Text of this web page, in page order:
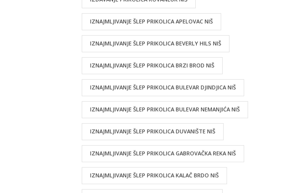
IZNAJMLJIVANJE ŠLEP PRIKOLICA APELOVAC NIŠ
IZNAJMLJIVANJE ŠLEP PRIKOLICA BEVERLY HILS NIŠ
IZNAJMLJIVANJE ŠLEP PRIKOLICA BRZI BROD NIŠ
IZNAJMLJIVANJE ŠLEP PRIKOLICA BULEVAR DJINDJICA NIŠ
IZNAJMLJIVANJE ŠLEP PRIKOLICA BULEVAR NEMANJIĆA NIŠ
IZNAJMLJIVANJE ŠLEP PRIKOLICA DUVANIŠTE NIŠ
IZNAJMLJIVANJE ŠLEP PRIKOLICA GABROVAČKA REKA NIŠ
IZNAJMLJIVANJE ŠLEP PRIKOLICA KALAČ BRDO NIŠ